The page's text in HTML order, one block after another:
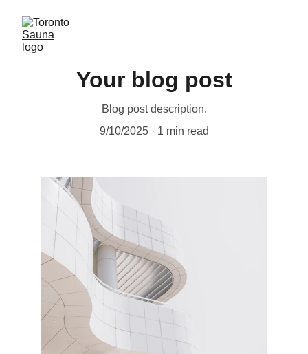
Your blog post
Blog post description.
9/10/2025
1 min read